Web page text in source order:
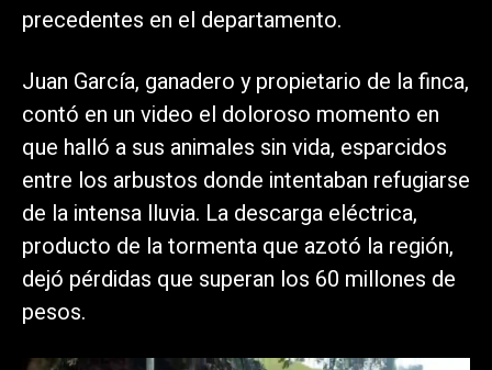
precedentes en el departamento.
Juan García, ganadero y propietario de la finca,
contó en un video el doloroso momento en
que halló a sus animales sin vida, esparcidos
entre los arbustos donde intentaban refugiarse
de la intensa lluvia. La descarga eléctrica,
producto de la tormenta que azotó la región,
dejó pérdidas que superan los 60 millones de
pesos.